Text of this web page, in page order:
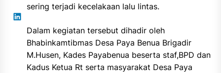
sering terjadi kecelakaan lalu lintas.
Dalam kegiatan tersebut dihadir oleh
Bhabinkamtibmas Desa Paya Benua Brigadir
M.Husen, Kades Payabenua beserta staf,BPD dan
Kadus Ketua Rt serta masyarakat Desa Paya